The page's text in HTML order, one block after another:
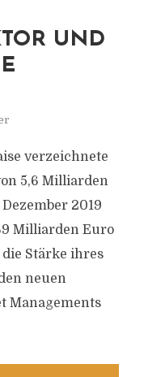
UND
verzeichnete
5,6 Milliarden
2019
Milliarden Euro
Stärke ihres
neuen
Managements